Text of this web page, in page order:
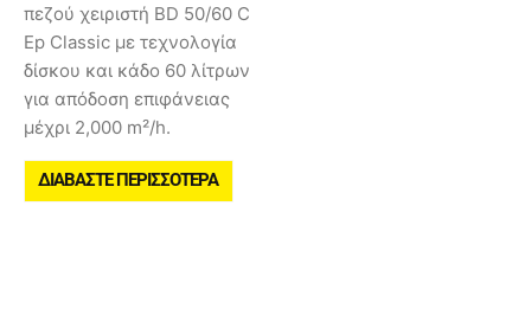
πεζού χειριστή BD 50/60 C
Ep Classic με τεχνολογία
δίσκου και κάδο 60 λίτρων
για απόδοση επιφάνειας
μέχρι 2,000 m²/h.
ΔΙΑΒΆΣΤΕ ΠΕΡΙΣΣΌΤΕΡΑ